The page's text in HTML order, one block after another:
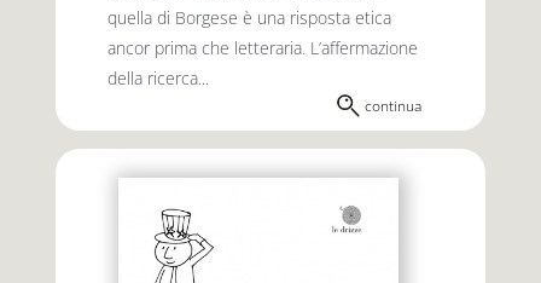
quella di Borgese è una risposta etica
ancor prima che letteraria. L’affermazione
della ricerca...
continua